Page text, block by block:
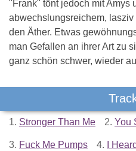
"Frank" tönt jedoch mit Amys
abwechslungsreichem,
den Äther. Etwas
man Gefallen an ihrer Art zu
ganz schön schwer, wieder
1. Stronger Than Me 2. You
3. Fuck Me Pumps 4. I